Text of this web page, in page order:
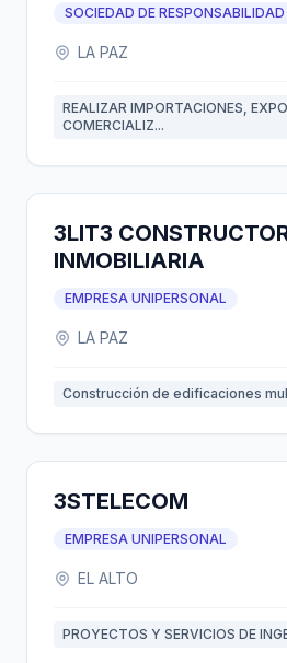
SOCIEDAD DE
LA PAZ
REALIZAR IMPORTACIONES,
COMERCIALIZ...
3LIT3
INMOBILIARIA
EMPRESA UNIPERSONAL
LA PAZ
Construcción de edificaciones
3STELECOM
EMPRESA UNIPERSONAL
EL ALTO
PROYECTOS Y SERVICIOS DE